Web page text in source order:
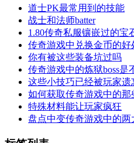
道士PK最常用到的技能
战士和法师batter
1.80传奇私服镶嵌过的宝
传奇游戏中兑换金币的好
你有被这些装备坑过吗
传奇游戏中的炼狱boss是
这些小技巧已经被玩家遗
如何获取传奇游戏中的那
特殊材料能让玩家疯狂
盘点中变传奇游戏中的两